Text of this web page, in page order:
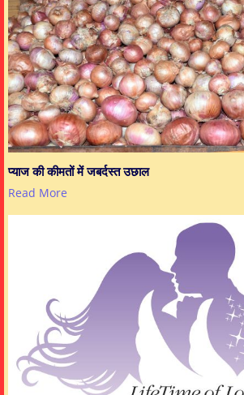
प्याज की कीमतों में जबर्दस्त उछाल
Read More